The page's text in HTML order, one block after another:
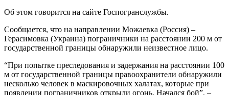
Об этом говорится на сайте Госпогранслужбы.
Сообщается, что на направлении Можаевка (Россия) –
Герасимовка (Украина) пограничники на расстоянии 200 м от
государственной границы обнаружили неизвестное лицо.
“При попытке преследования и задержания на расстоянии 100
м от государственной границы правоохранители обнаружили
несколько человек в маскировочных халатах, которые при
появлении пограничников открыли огонь. Начался бой”, –